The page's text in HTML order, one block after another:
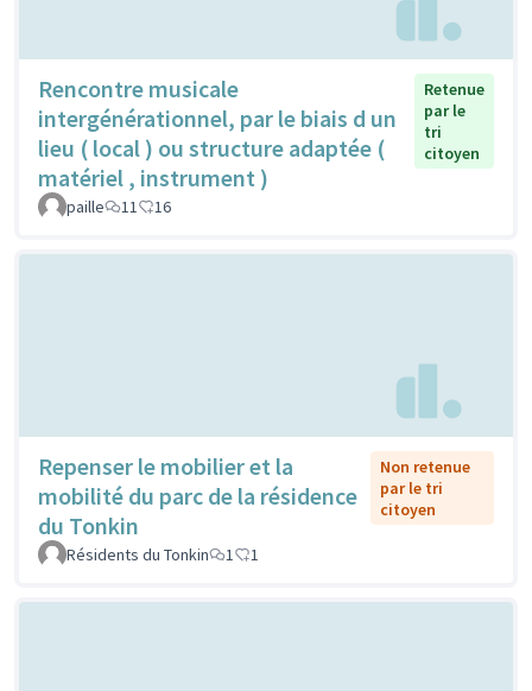
Rencontre musicale
intergénérationnel, par le biais d un
lieu ( local ) ou structure adaptée (
matériel , instrument )
Retenue
par le
tri
citoyen
paille 11 16
Repenser le mobilier et la
mobilité du parc de la résidence
du Tonkin
Non retenue
par le tri
citoyen
Résidents du Tonkin 1 1